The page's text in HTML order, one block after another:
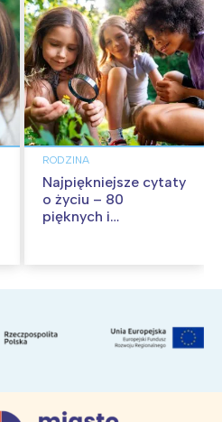
RODZINA
Najpiękniejsze cytaty
o życiu – 80
pięknych i